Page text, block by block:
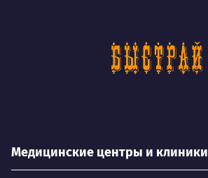
Медицинские центры и клиники